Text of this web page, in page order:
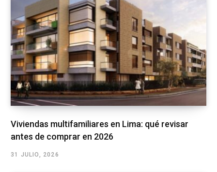
Viviendas multifamiliares en Lima: qué revisar
antes de comprar en 2026
31 JULIO, 2026